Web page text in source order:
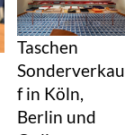
Taschen
Sonderverkau
f in Köln,
Berlin und